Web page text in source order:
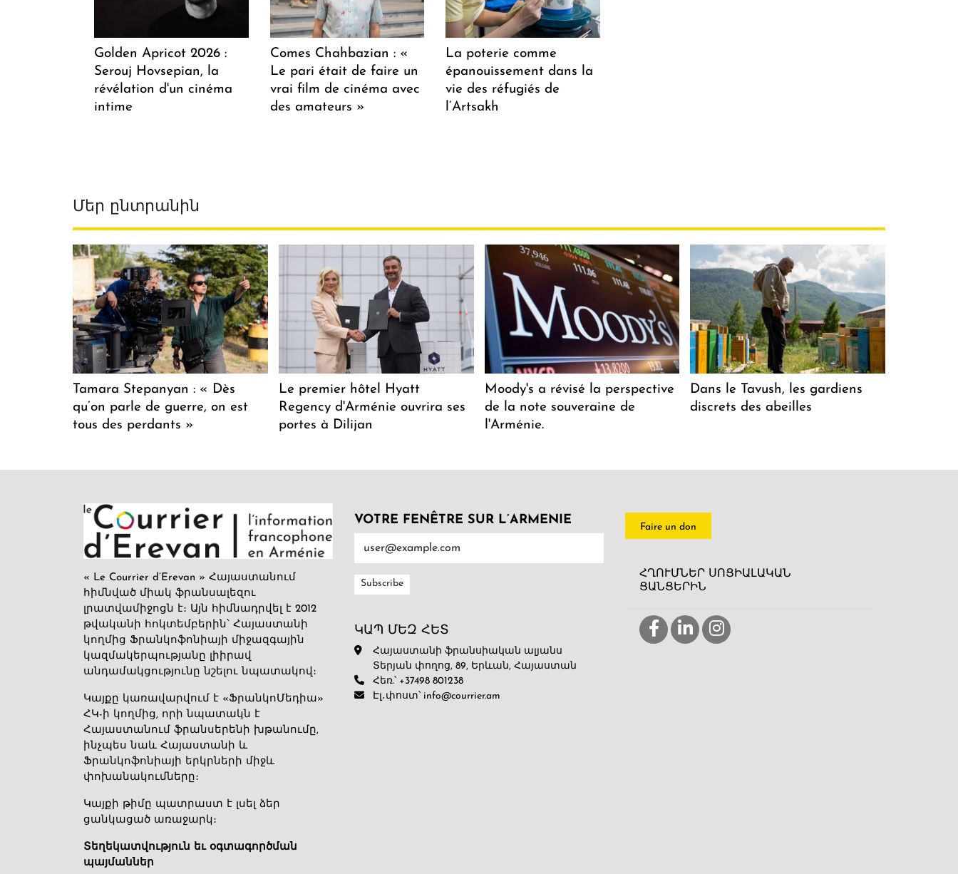
Golden Apricot 2026 :
Serouj Hovsepian, la
révélation d'un cinéma
intime
Comes Chahbazian : «
Le pari était de faire un
vrai film de cinéma avec
des amateurs »
La poterie comme
épanouissement dans la
vie des réfugiés de
l’Artsakh
Մեր ընտրանին
Tamara Stepanyan : « Dès
qu’on parle de guerre, on est
tous des perdants »
Le premier hôtel Hyatt
Regency d'Arménie ouvrira ses
portes à Dilijan
Moody's a révisé la perspective
de la note souveraine de
l'Arménie.
Dans le Tavush, les gardiens
discrets des abeilles
« Le Courrier d’Erevan » Հայաստանում
հիմնված միակ ֆրանսալեզու
լրատվամիջոցն է։ Այն հիմնադրվել է 2012
թվականի հոկտեմբերին՝ Հայաստանի
կողմից Ֆրանկոֆոնիայի միջազգային
կազմակերպությանը լիիրավ
անդամակցությունը նշելու նպատակով։
Կայքը կառավարվում է «ՖրանկոՄեդիա»
ՀԿ-ի կողմից, որի նպատակն է
Հայաստանում ֆրանսերենի խթանումը,
ինչպես նաև Հայաստանի և
Ֆրանկոֆոնիայի երկրների միջև
փոխանակումները։
Կայքի թիմը պատրաստ է լսել ձեր
ցանկացած առաջարկ։
Տեղեկատվություն եւ օգտագործման
պայմաններ
VOTRE FENÊTRE SUR L’ARMENIE
ԿԱՊ ՄԵԶ ՀԵՏ
Հայաստանի ֆրանսիական ալյանս
Տերյան փողոց, 89, Երևան, Հայաստան
Հեռ.՝ +37498 801238
Էլ․փոստ՝ info@courrier.am
Faire un don
ՀՂՈՒՄՆԵՐ ՍՈՑԻԱԼԱԿԱՆ
ՑԱՆՑԵՐԻՆ